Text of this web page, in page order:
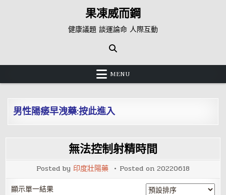
果凍威而鋼
健康議題 談運論命 人際互動
MENU
男性陽痿早洩藥:按此進入
無法控制射精時間
Posted by 印度壯陽藥 Posted on 20220618
顯示單一結果